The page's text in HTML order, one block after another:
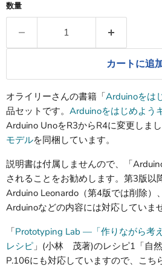
数量
カートに追
オライリーさんの書籍「Arduinoをは
品セットです。 Arduinoをはじめよう
Arduino UnoをR3からR4に変更しま
モデルを同梱しています。
説明書は付属しませんので、「
されることをお勧めします。第3版以
Arduino Leonardo（第4版では削除）
Arduinoなどの内容には対応していませ
「Prototyping Lab ―「作りながら考
レシピ」(小林 茂著)のレシピ1「自然
P.106にも対応していますので、こち